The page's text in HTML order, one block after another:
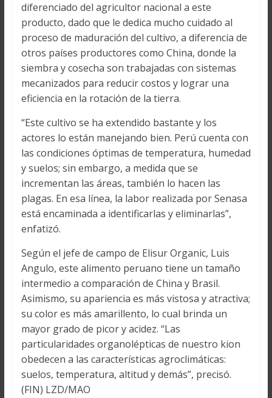
diferenciado del agricultor nacional a este
producto, dado que le dedica mucho cuidado al
proceso de maduración del cultivo, a diferencia de
otros países productores como China, donde la
siembra y cosecha son trabajadas con sistemas
mecanizados para reducir costos y lograr una
eficiencia en la rotación de la tierra.
“Este cultivo se ha extendido bastante y los
actores lo están manejando bien. Perú cuenta con
las condiciones óptimas de temperatura, humedad
y suelos; sin embargo, a medida que se
incrementan las áreas, también lo hacen las
plagas. En esa línea, la labor realizada por Senasa
está encaminada a identificarlas y eliminarlas”,
enfatizó.
Según el jefe de campo de Elisur Organic, Luis
Angulo, este alimento peruano tiene un tamaño
intermedio a comparación de China y Brasil.
Asimismo, su apariencia es más vistosa y atractiva;
su color es más amarillento, lo cual brinda un
mayor grado de picor y acidez. “Las
particularidades organolépticas de nuestro kion
obedecen a las características agroclimáticas:
suelos, temperatura, altitud y demás”, precisó.
(FIN) LZD/MAO